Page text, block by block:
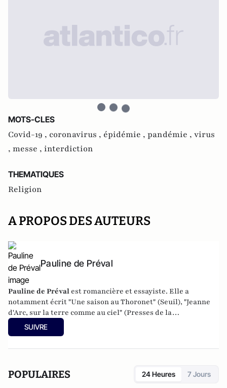
MOTS-CLES
Covid-19 , coronavirus , épidémie , pandémie , virus
, messe , interdiction
THEMATIQUES
Religion
A PROPOS DES AUTEURS
Pauline de Préval
Pauline de Préval est romancière et essayiste. Elle a
notamment écrit "Une saison au Thoronet" (Seuil), "Jeanne
d'Arc, sur la terre comme au ciel" (Presses de la
Renaissance), "L'Or du chemin" (Albin Michel ) et un
"Dictionnaire amoureux des cathédrales" (Plon).
SUIVRE
POPULAIRES 24 Heures 7 Jours